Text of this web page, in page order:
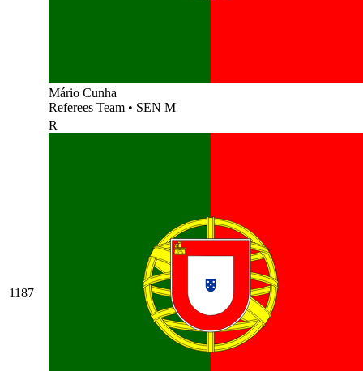
Mário Cunha
Referees Team • SEN M
1187
R